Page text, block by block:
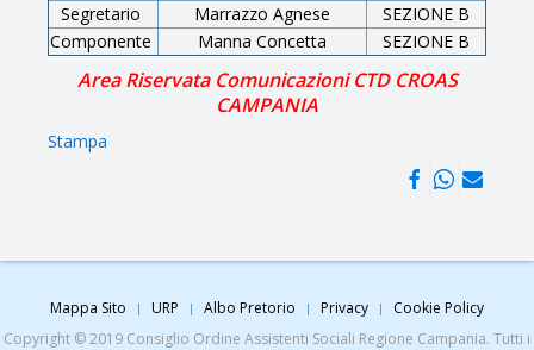
Segretario
Marrazzo Agnese
SEZIONE B
Componente
Manna Concetta SEZIONE B
Area Riservata Comunicazioni CTD CROAS
CAMPANIA
Stampa
Mappa Sito URP Albo Pretorio Privacy
Cookie Policy
Copyright © 2019 Consiglio Ordine Assistenti Sociali Regione Campania. Tutti i